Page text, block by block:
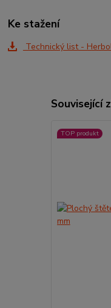
Ke stažení
Technický list -
Související
TOP produkt